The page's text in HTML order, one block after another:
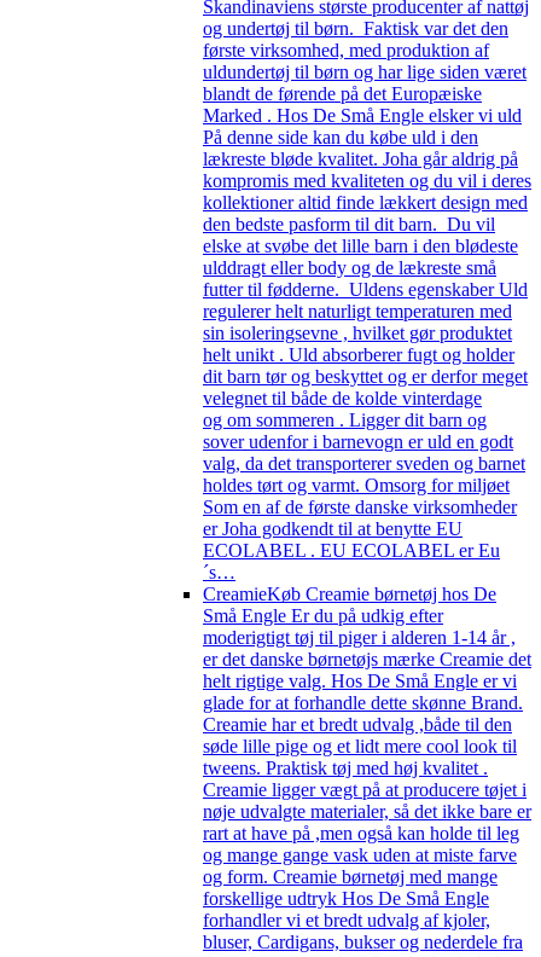
Skandinaviens største producenter af nattøj
og undertøj til børn. Faktisk var det den
første virksomhed, med produktion af
uldundertøj til børn og har lige siden været
blandt de førende på det Europæiske
Marked . Hos De Små Engle elsker vi uld
På denne side kan du købe uld i den
lækreste bløde kvalitet. Joha går aldrig på
kompromis med kvaliteten og du vil i deres
kollektioner altid finde lækkert design med
den bedste pasform til dit barn. Du vil
elske at svøbe det lille barn i den blødeste
ulddragt eller body og de lækreste små
futter til fødderne. Uldens egenskaber Uld
regulerer helt naturligt temperaturen med
sin isoleringsevne , hvilket gør produktet
helt unikt . Uld absorberer fugt og holder
dit barn tør og beskyttet og er derfor meget
velegnet til både de kolde vinterdage
og om sommeren . Ligger dit barn og
sover udenfor i barnevogn er uld en godt
valg, da det transporterer sveden og barnet
holdes tørt og varmt. Omsorg for miljøet
Som en af de første danske virksomheder
er Joha godkendt til at benytte EU
ECOLABEL . EU ECOLABEL er Eu
´s…
CreamieKøb Creamie børnetøj hos De
Små Engle Er du på udkig efter
moderigtigt tøj til piger i alderen 1-14 år ,
er det danske børnetøjs mærke Creamie det
helt rigtige valg. Hos De Små Engle er vi
glade for at forhandle dette skønne Brand.
Creamie har et bredt udvalg ,både til den
søde lille pige og et lidt mere cool look til
tweens. Praktisk tøj med høj kvalitet .
Creamie ligger vægt på at producere tøjet i
nøje udvalgte materialer, så det ikke bare er
rart at have på ,men også kan holde til leg
og mange gange vask uden at miste farve
og form. Creamie børnetøj med mange
forskellige udtryk Hos De Små Engle
forhandler vi et bredt udvalg af kjoler,
bluser, Cardigans, bukser og nederdele fra